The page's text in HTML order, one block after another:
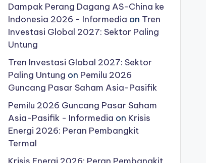
Dampak Perang Dagang AS-China ke
Indonesia 2026 - Informedia on Tren
Investasi Global 2027: Sektor Paling
Untung
Tren Investasi Global 2027: Sektor
Paling Untung on Pemilu 2026
Guncang Pasar Saham Asia-Pasifik
Pemilu 2026 Guncang Pasar Saham
Asia-Pasifik - Informedia on Krisis
Energi 2026: Peran Pembangkit
Termal